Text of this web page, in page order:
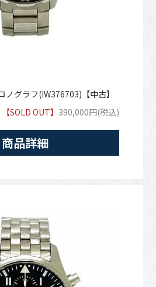
ノグラフ(IW376703)【中古】
【SOLD OUT】 390,000円(税込)
商品詳細